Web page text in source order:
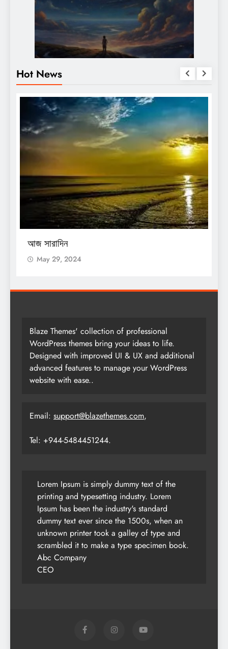
Hot News
আজ সারাদিন
May 29, 2024
Blaze Themes' collection of professional
WordPress themes bring your ideas to life.
Designed with improved UI & UX and additional
advanced features to manage your WordPress
website with ease..
Email: support@blazethemes.com,
Tel: +944-5484451244.
Lorem Ipsum is simply dummy text of the
printing and typesetting industry. Lorem
Ipsum has been the industry's standard
dummy text ever since the 1500s, when an
unknown printer took a galley of type and
scrambled it to make a type specimen book.
Abc Company
CEO